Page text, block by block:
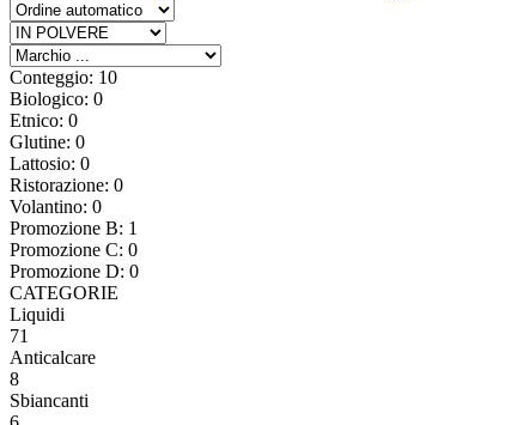
Conteggio: 10
Biologico: 0
Etnico: 0
Glutine: 0
Lattosio: 0
Ristorazione: 0
Volantino: 0
Promozione B: 1
Promozione C: 0
Promozione D: 0
CATEGORIE
Liquidi
71
Anticalcare
8
Sbiancanti